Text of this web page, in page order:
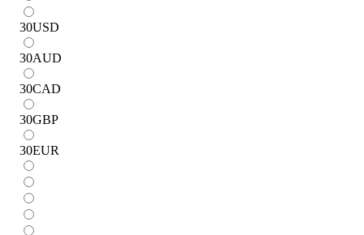
30USD
30AUD
30CAD
30GBP
30EUR